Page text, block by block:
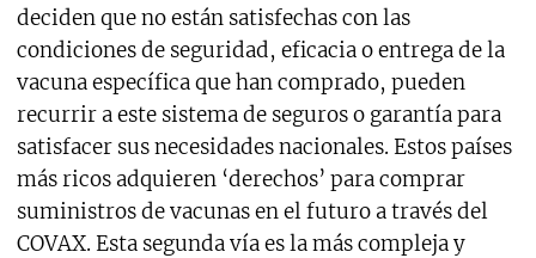
deciden que no están satisfechas con las
condiciones de seguridad, eficacia o entrega de la
vacuna específica que han comprado, pueden
recurrir a este sistema de seguros o garantía para
satisfacer sus necesidades nacionales. Estos países
más ricos adquieren ‘derechos’ para comprar
suministros de vacunas en el futuro a través del
COVAX. Esta segunda vía es la más compleja y